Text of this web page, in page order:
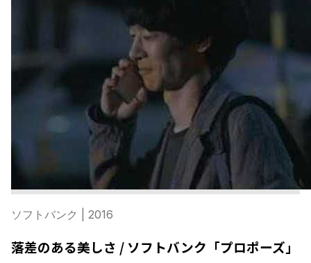
ソフトバンク | 2016
落差のある美しさ / ソフトバンク「プロポーズ」